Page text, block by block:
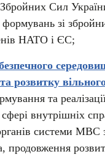
Збройних Сил
формувань зі
НАТО і ЄС;
розвитку
та
внутрішніх
системи МВС
продовження